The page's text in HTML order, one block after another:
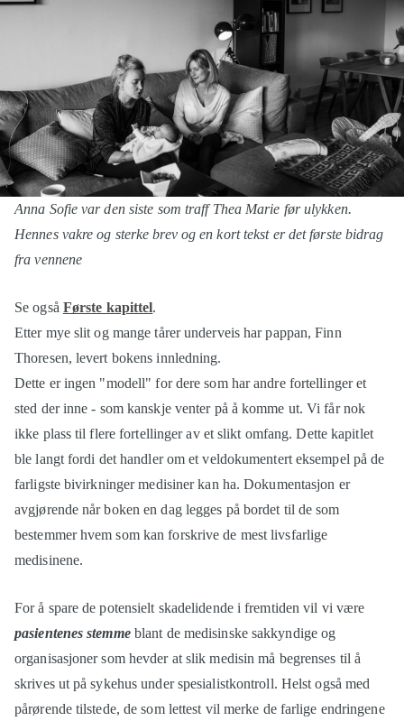
Anna Sofie var den siste som traff Thea Marie før ulykken.
Hennes vakre og sterke brev og en kort tekst er det første bidrag
fra vennene
Se også Første kapittel.
Etter mye slit og mange tårer underveis har pappan, Finn
Thoresen, levert bokens innledning.
Dette er ingen "modell" for dere som har andre fortellinger et
sted der inne - som kanskje venter på å komme ut. Vi får nok
ikke plass til flere fortellinger av et slikt omfang. Dette kapitlet
ble langt fordi det handler om et veldokumentert eksempel på de
farligste bivirkninger medisiner kan ha. Dokumentasjon er
avgjørende når boken en dag legges på bordet til de som
bestemmer hvem som kan forskrive de mest livsfarlige
medisinene.
For å spare de potensielt skadelidende i fremtiden vil vi være
pasientenes stemmeblant de medisinske sakkyndige og
organisasjoner som hevder at slik medisin må begrenses til å
skrives ut på sykehus under spesialistkontroll. Helst også med
pårørende tilstede, de som lettest vil merke de farlige endringene